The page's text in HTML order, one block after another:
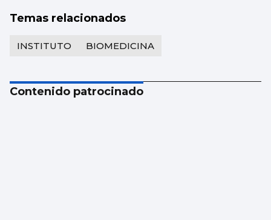
Temas relacionados
INSTITUTO BIOMEDICINA
Contenido patrocinado